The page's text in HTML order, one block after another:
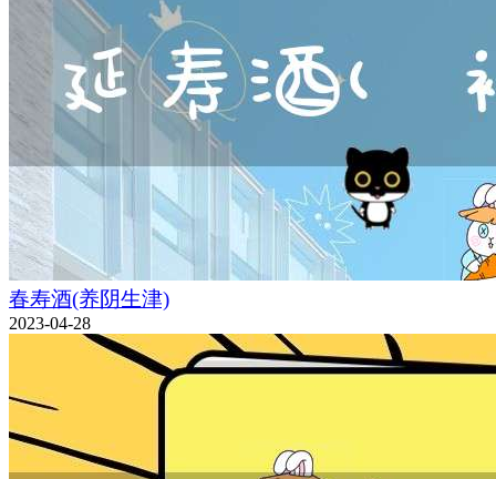
春寿酒(养阴生津)
2023-04-28